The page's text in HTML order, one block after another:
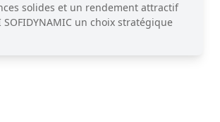
solides et un rendement attractif
SOFIDYNAMIC un choix stratégique